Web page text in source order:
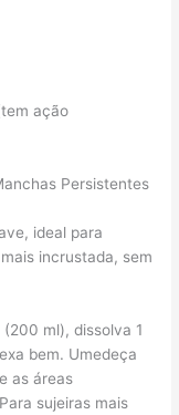
ação
Persistentes
ideal para
incrustada, sem
ml), dissolva 1
bem. Umedeça
as áreas
sujeiras mais